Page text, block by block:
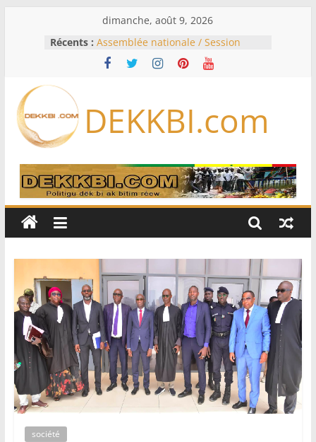
dimanche, août 9, 2026
Récents : Assemblée nationale / Session
extraordinaire: Six commissions
d’enquête à l’ordre du jour ce lundi
Bénin: Patrice Talon élu président
du Sénat, moins de trois mois
Pakistan et la Turquie signent un
accord de défense
RD Congo: Kinshasa interdit les
exportations de cuivre et de cobalt
production
DEKKBI.com
société